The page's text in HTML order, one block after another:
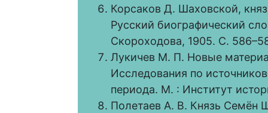
Корсаков Д. Шаховской,
Русский биографический
Скороходова, 1905. С.
Лукичев М. П. Новые
Исследования по
периода. М. : Институт
Полетаев А. В. Князь Семён